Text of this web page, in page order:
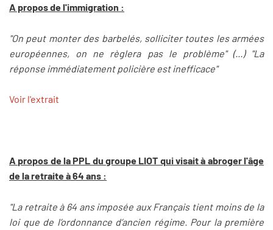
A propos de l'immigration :
"On peut monter des barbelés, solliciter toutes les armées
européennes, on ne règlera pas le problème" (...) "La
réponse immédiatement policière est inefficace"
Voir l'extrait
A propos de la PPL du groupe LIOT qui visait à abroger l'âge
de la retraite à 64 ans :
"La retraite à 64 ans imposée aux Français tient moins de la
loi que de l’ordonnance d’ancien régime. Pour la première